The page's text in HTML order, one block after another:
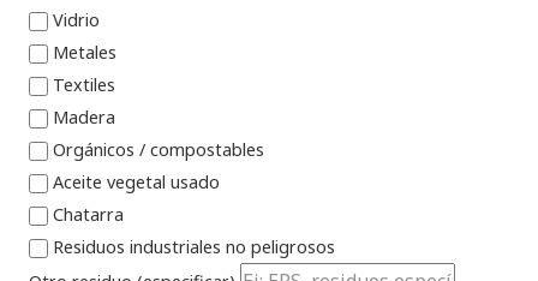
Vidrio
Metales
Textiles
Madera
Orgánicos / compostables
Aceite vegetal usado
Chatarra
Residuos industriales no peligrosos